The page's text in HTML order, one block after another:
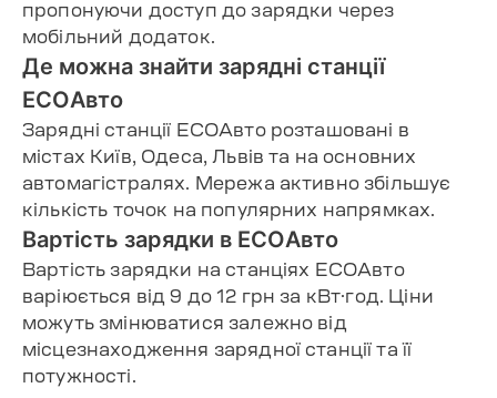
пропонуючи доступ до зарядки через
мобільний додаток.
Де можна знайти зарядні станції
ECOАвто
Зарядні станції ECOАвто розташовані в
містах Київ, Одеса, Львів та на основних
автомагістралях. Мережа активно збільшує
кількість точок на популярних напрямках.
Вартість зарядки в ECOАвто
Вартість зарядки на станціях ECOАвто
варіюється від 9 до 12 грн за кВт·год. Ціни
можуть змінюватися залежно від
місцезнаходження зарядної станції та її
потужності.